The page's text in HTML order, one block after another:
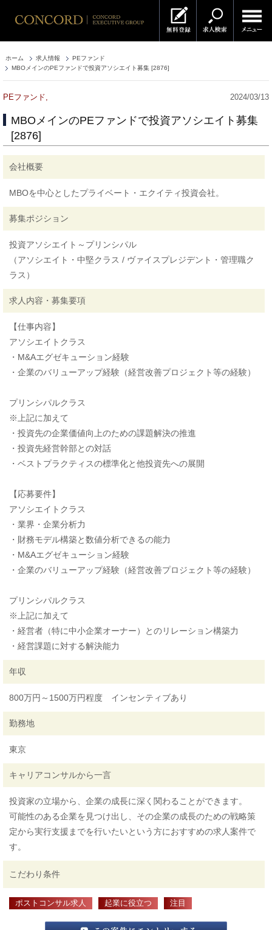
ホーム 求人情報
PEファンド
MBOメインのPEファンドで投資アソシエイト募集 [2876]
PEファンド, 2024/03/13
MBOメインのPEファンドで投資アソシエイト募集
[2876]
会社概要
MBOを中心としたプライベート・エクイティ投資会社。
募集ポジション
投資アソシエイト～プリンシパル
（アソシエイト・中堅クラス / ヴァイスプレジデント・管理職ク
ラス）
求人内容・募集要項
【仕事内容】
アソシエイトクラス
・M&Aエグゼキューション経験
・企業のバリューアップ経験（経営改善プロジェクト等の経験）
プリンシパルクラス
※上記に加えて
・投資先の企業価値向上のための課題解決の推進
・投資先経営幹部との対話
・ベストプラクティスの標準化と他投資先への展開
【応募要件】
アソシエイトクラス
・業界・企業分析力
・財務モデル構築と数値分析できるの能力
・M&Aエグゼキューション経験
・企業のバリューアップ経験（経営改善プロジェクト等の経験）
プリンシパルクラス
※上記に加えて
・経営者（特に中小企業オーナー）とのリレーション構築力
・経営課題に対する解決能力
年収
800万円～1500万円程度 インセンティブあり
勤務地
東京
キャリアコンサルから一言
投資家の立場から、企業の成長に深く関わることができます。
可能性のある企業を見つけ出し、その企業の成長のための戦略策
定から実行支援までを行いたいという方におすすめの求人案件で
す。
こだわり条件
ポストコンサル求人 起業に役立つ 注目